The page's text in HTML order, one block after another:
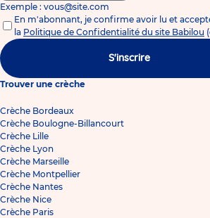
Exemple : vous@site.com
En m'abonnant, je confirme avoir lu et
la Politique de Confidentialité du site Babilou
S'inscrire
Trouver une crèche
Crèche Bordeaux
Crèche Boulogne-Billancourt
Crèche Lille
Crèche Lyon
Crèche Marseille
Crèche Montpellier
Crèche Nantes
Crèche Nice
Crèche Paris